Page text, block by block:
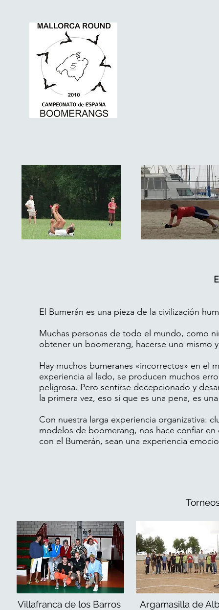
El Bumerán es una pieza de la civilización
Muchas personas de todo el mundo, como
obtener un boomerang, hacerse uno mismo
Hay muchos bumeranes «incorrectos» en el
experiencia al lado, se producen muchos
peligrosa. Pero sentirse decepcionado y
la primera vez, eso si que es una pena, es
Con nuestra larga experiencia organizativa:
modelos de boomerang, nos hace confiar
con el Bumerán, sean una experiencia
Villafranca de los Barros Argamasilla de